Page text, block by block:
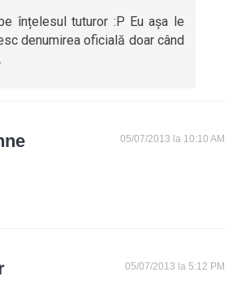
înțelesul tuturor :P Eu așa le
denumirea oficială doar când
05/07/2013 la 10:10 AM
05/07/2013 la 5:12 PM